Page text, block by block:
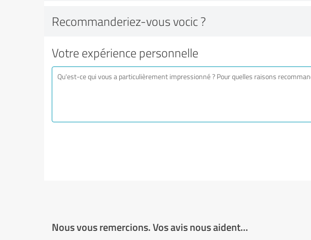
Recommanderiez-vous vocic ?
Votre expérience personnelle
Nous vous remercions. Vos avis nous aident...